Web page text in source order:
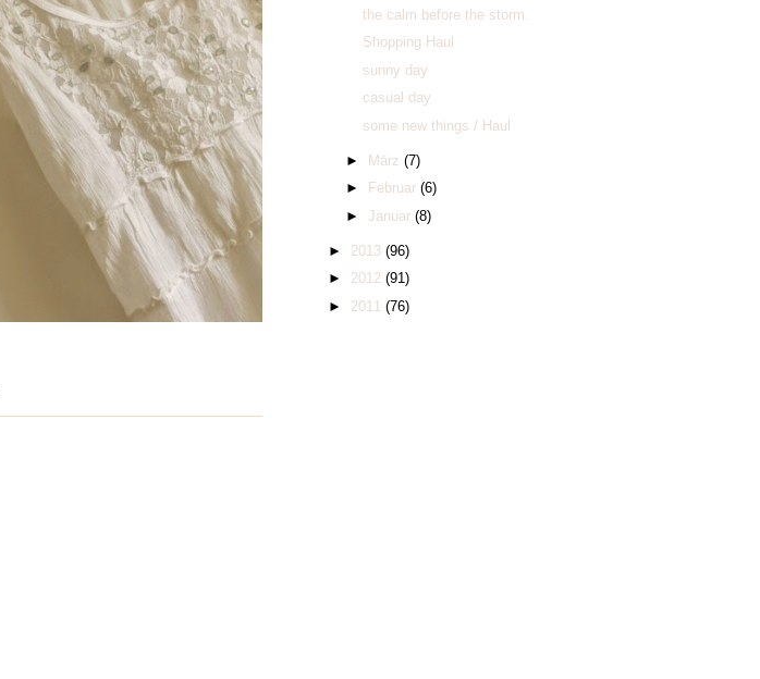
the calm before the storm.
Shopping Haul
sunny day
casual day
some new things / Haul
► März (7)
►
Februar (6)
► Januar (8)
► 2013 (96)
► 2012 (91)
► 2011 (76)